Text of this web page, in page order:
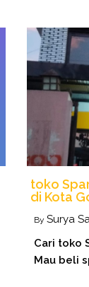
toko
di Kota
BySurya
Cari toko
Mau beli